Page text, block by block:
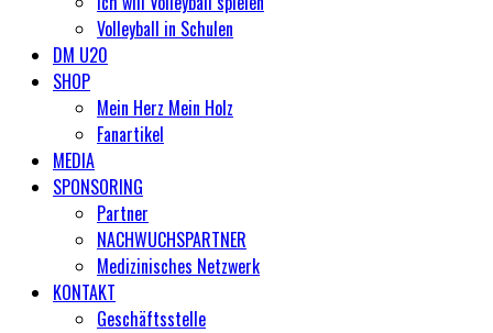
Volleyball in Schulen
DM U20
SHOP
Mein Herz Mein Holz
Fanartikel
MEDIA
SPONSORING
Partner
NACHWUCHSPARTNER
Medizinisches Netzwerk
KONTAKT
Geschäftsstelle